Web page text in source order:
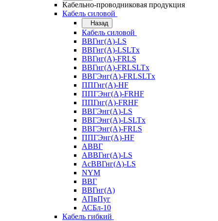
Кабельно-проводниковая продукция
Кабель силовой
Назад
Кабель силовой
ВВГнг(А)-LS
ВВГнг(А)-LSLTx
ВВГнг(А)-FRLS
ВВГнг(А)-FRLSLTx
ВВГЭнг(А)-FRLSLTx
ППГнг(А)-HF
ППГЭнг(А)-FRHF
ППГнг(А)-FRHF
ВВГЭнг(А)-LS
ВВГЭнг(А)-LSLTx
ВВГЭнг(А)-FRLS
ППГЭнг(А)-HF
АВВГ
АВВГнг(А)-LS
АсВВГнг(А)-LS
NYM
ВВГ
ВВГнг(А)
АПвПуг
АСБл-10
Кабель гибкий